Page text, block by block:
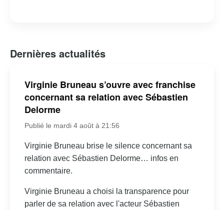
Dernières actualités
Virginie Bruneau s’ouvre avec franchise
concernant sa relation avec Sébastien
Delorme
Publié le mardi 4 août à 21:56
Virginie Bruneau brise le silence concernant sa
relation avec Sébastien Delorme… infos en
commentaire.
Virginie Bruneau a choisi la transparence pour
parler de sa relation avec l'acteur Sébastien